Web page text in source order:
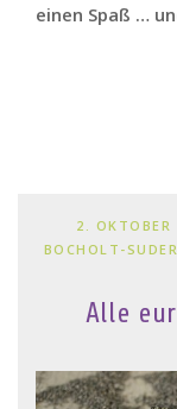
einen Spaß …
2. OKTOBER
BOCHOLT-
Alle